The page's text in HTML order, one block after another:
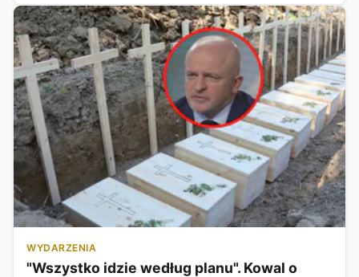
WYDARZENIA
"Wszystko idzie według planu". Kowal o